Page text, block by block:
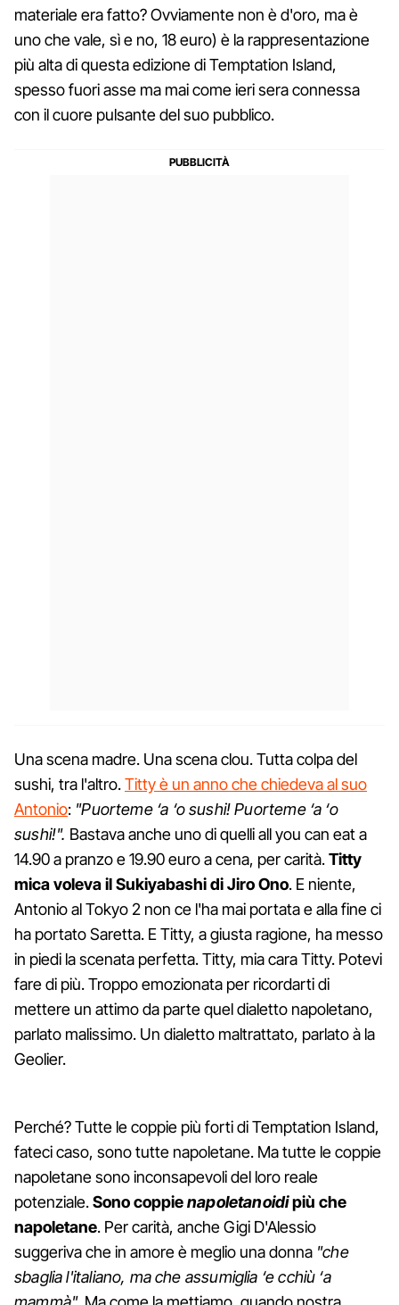
materiale era fatto? Ovviamente non è d'oro, ma è
uno che vale, sì e no, 18 euro) è la rappresentazione
più alta di questa edizione di Temptation Island,
spesso fuori asse ma mai come ieri sera connessa
con il cuore pulsante del suo pubblico.
Una scena madre. Una scena clou. Tutta colpa del
sushi, tra l'altro.Titty è un anno che chiedeva al suo
Antonio: "Puorteme ‘a ‘o sushi! Puorteme ‘a ‘o
sushi!". Bastava anche uno di quelli all you can eat a
14.90 a pranzo e 19.90 euro a cena, per carità.Titty
mica voleva il Sukiyabashi di Jiro Ono. E niente,
Antonio al Tokyo 2 non ce l'ha mai portata e alla fine ci
ha portato Saretta. E Titty, a giusta ragione, ha messo
in piedi la scenata perfetta. Titty, mia cara Titty. Potevi
fare di più. Troppo emozionata per ricordarti di
mettere un attimo da parte quel dialetto napoletano,
parlato malissimo. Un dialetto maltrattato, parlato à la
Geolier.
Perché? Tutte le coppie più forti di Temptation Island,
fateci caso, sono tutte napoletane. Ma tutte le coppie
napoletane sono inconsapevoli del loro reale
potenziale.Sono coppienapoletanoidipiù che
napoletane. Per carità, anche Gigi D'Alessio
suggeriva che in amore è meglio una donna "che
sbaglia l'italiano, ma che assumiglia ‘e cchiù ‘a